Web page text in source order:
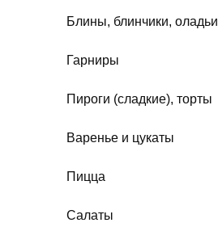
Блины, блинчики, оладьи
Гарниры
Пироги (сладкие), торты
Варенье и цукаты
Пицца
Салаты